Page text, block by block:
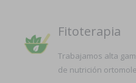
Fitoterapia
Trabajamos alta
de nutrición